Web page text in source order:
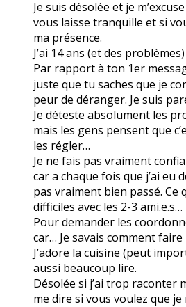
Je suis désolée et je
vous laisse tranquille et si
ma présence.
J’ai 14 ans (et des
Par rapport à ton 1er
juste que tu saches que je
peur de déranger. Je suis
Je déteste absolument les
mais les gens pensent que
les régler…
Je ne fais pas vraiment
car a chaque fois que j’ai eu
pas vraiment bien passé. Ce
difficiles avec les 2-3 ami.e.s…
Pour demander les
car… Je savais comment
J’adore la cuisine (peut
aussi beaucoup lire.
Désolée si j’ai trop raconter
me dire si vous voulez que je